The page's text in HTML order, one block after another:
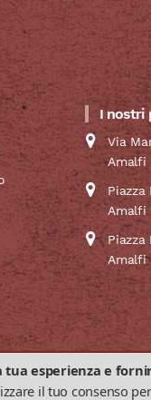
esperienza e
il tuo consenso
I nostri
Via
Amalfi
Piazza
Amalfi
Piazza
Amalfi
e Condizioni di
De Luca – P.I.